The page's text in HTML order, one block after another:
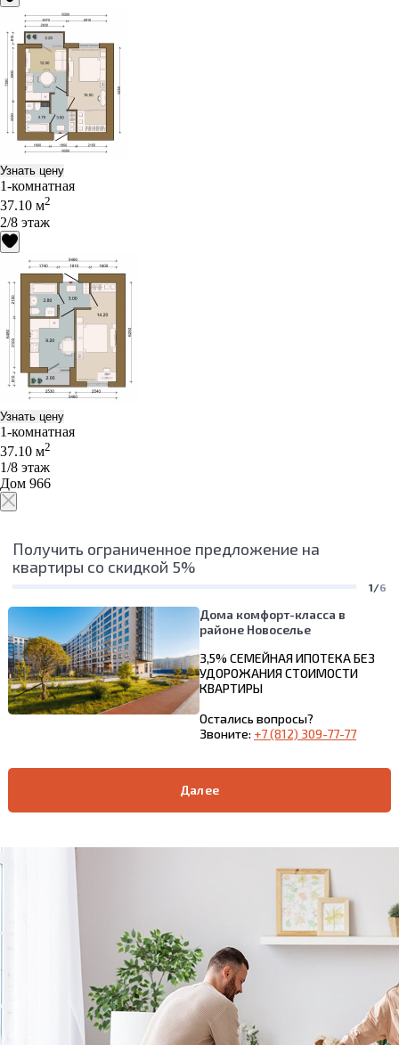
Узнать цену
1-комнатная
37.10 м2
2/8 этаж
Узнать цену
1-комнатная
37.10 м2
1/8 этаж
Дом 966
Получить ограниченное предложение на
квартиры со скидкой 5%
1/6
Дома комфорт-класса в
районе Новоселье
3,5% СЕМЕЙНАЯ ИПОТЕКА БЕЗ
УДОРОЖАНИЯ СТОИМОСТИ
КВАРТИРЫ
Остались вопросы?
Звоните: +7 (812) 309-77-77